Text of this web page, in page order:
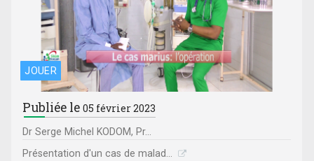
JOUER
Publiée le05 février 2023
Dr Serge Michel KODOM, Pr...
Présentation d'un cas de malad...